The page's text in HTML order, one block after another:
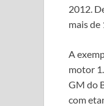
2012.
mais de
A
motor
GM do
com